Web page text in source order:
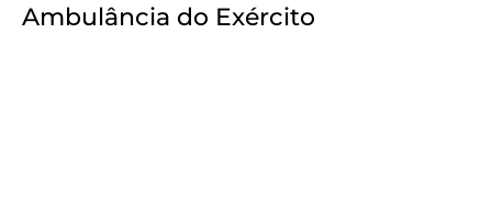
Ambulância do Exército